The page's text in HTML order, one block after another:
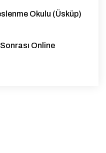
Okulu (Üsküp)
Online